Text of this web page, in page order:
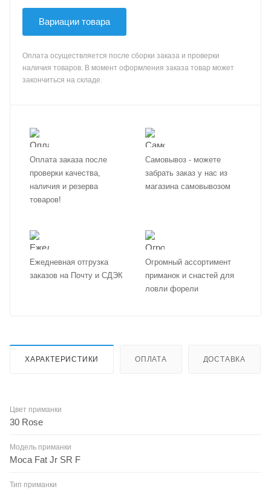
Вариации товара
Оплата осуществляется после сборки заказа и проверки
наличия товаров. В момент оформления заказа товар может
закончиться на складе.
Оплата заказа после
проверки качества,
наличия и резерва
товаров!
Самовывоз - можете
забрать заказ у нас из
магазина самовывозом
Ежедневная отгрузка
заказов на Почту и СДЭК
Огромный ассортимент
приманок и снастей для
ловли форели
ХАРАКТЕРИСТИКИ ОПЛАТА ДОСТАВКА
Цвет приманки
30 Rose
Модель приманки
Moca Fat Jr SR F
Тип приманки